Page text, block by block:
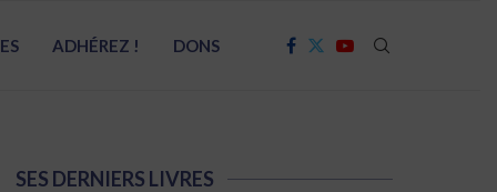
ADHÉREZ ! DONS
SES DERNIERS LIVRES